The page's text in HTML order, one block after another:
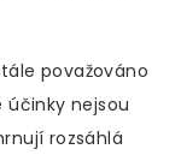
považováno
účinky nejsou
rozsáhlá